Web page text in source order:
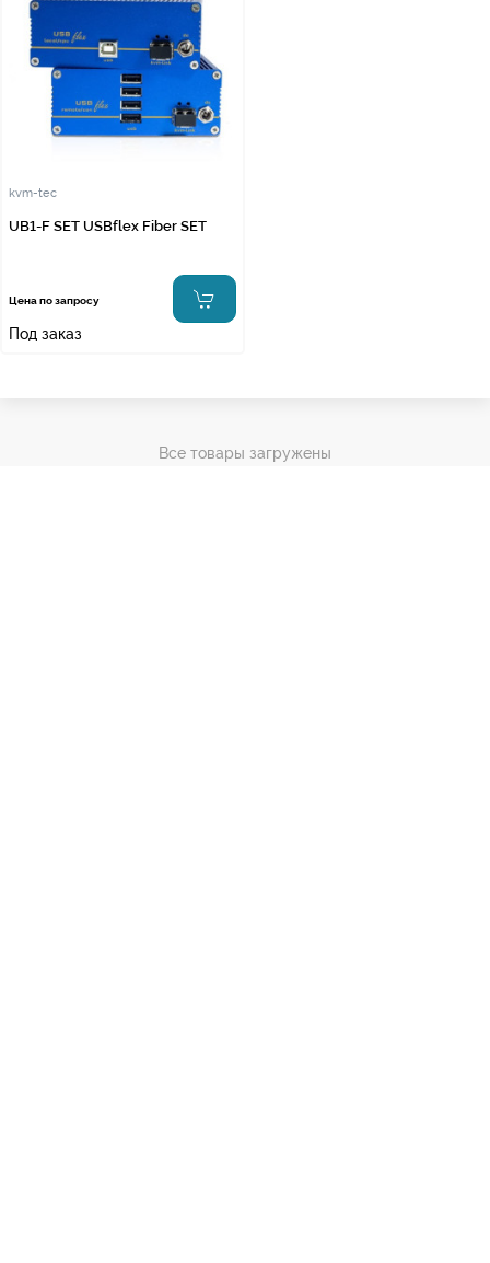
kvm-tec
UB1-F SET USBflex Fiber SET
Цена по запросу
Под заказ
Все товары загружены